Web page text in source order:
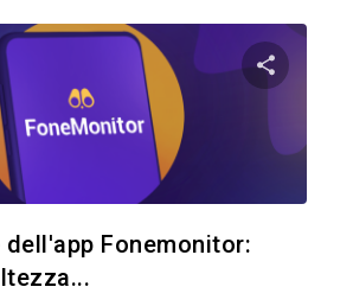
dell'app Fonemonitor: